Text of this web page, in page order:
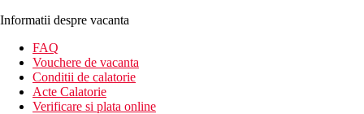
Informatii despre vacanta
FAQ
Vouchere de vacanta
Conditii de calatorie
Acte Calatorie
Verificare si plata online